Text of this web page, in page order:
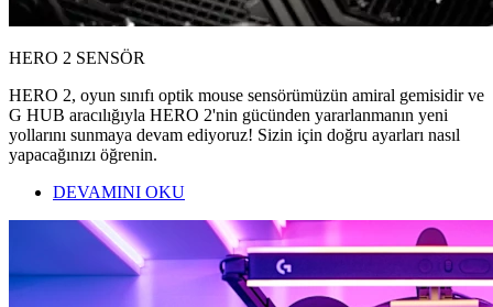
HERO 2 SENSÖR
HERO 2, oyun sınıfı optik mouse sensörümüzün amiral gemisidir ve
G HUB aracılığıyla HERO 2'nin gücünden yararlanmanın yeni
yollarını sunmaya devam ediyoruz! Sizin için doğru ayarları nasıl
yapacağınızı öğrenin.
DEVAMINI OKU